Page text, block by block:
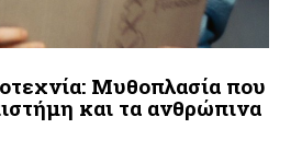
Μυθοπλασία που
και τα ανθρώπινα